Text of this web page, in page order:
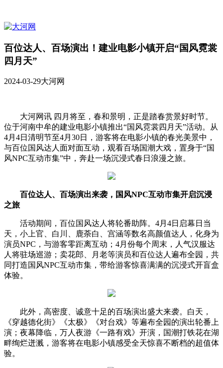
百位达人、百场演出！建业电影小镇开启“国风霓裳
四月天”
2024-03-29大河网
大河网讯 四月将至，春和景明，正是踏春赏景好时节。
位于河南中牟的建业电影小镇推出“国风霓裳四月天”活动。从
4月4日清明节至4月30日，游客将在电影小镇的春光美景中，
与百位国风达人面对面互动，观看百场国潮大戏，置身于“国
风NPC互动市集”中，奔赴一场沉浸式春日浪漫之旅。
百位达人、百场演出来袭，国风NPC互动市集开启沉浸
之旅
活动期间，百位国风达人将轮番助阵。4月4日启幕日当
天，小上官、白川、鹿荼白、宫涵等数名高颜值达人，化身为
演员NPC，与游客零距离互动；4月份每个周末，人气汉服达
人将驻场巡游；卖花郎、月老等演员和百位达人遍布全园，共
同打造国风NPC互动市集，带给游客惊喜满满的沉浸式开盲盒
体验。
此外，高密度、诚意十足的百场演出盛大来袭。白天，
《穿越德化街》《太极》《对台戏》等遍布全园的演出轮番上
演；夜幕降临，万人夜游《一路有戏》开演，国潮打铁花在湖
畔绚烂迸溅，游客将在电影小镇感受全天惊喜不断档的超值体
验。